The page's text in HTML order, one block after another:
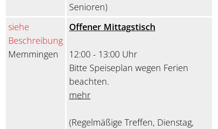
Senioren)
siehe
Beschreibung
Memmingen
Offener Mittagstisch
12:00 - 13:00 Uhr
Bitte Speiseplan wegen Ferien
beachten.
mehr
(Regelmäßige Treffen, Dienstag,